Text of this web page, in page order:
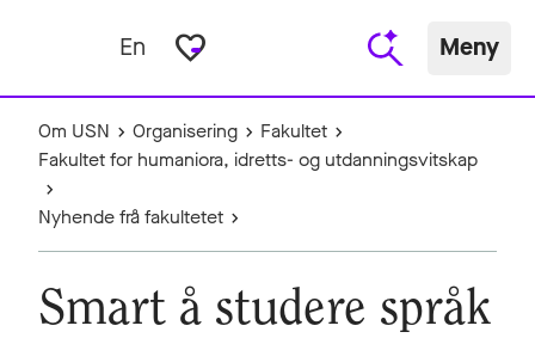
En favorite_border Meny
Om USN Organisering
Fakultet
Fakultet for humaniora, idretts- og utdanningsvitskap
Nyhende frå fakultetet
Smart å studere språk